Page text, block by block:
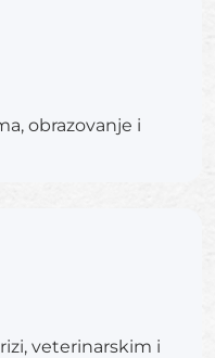
obrazovanje i
veterinarskim i